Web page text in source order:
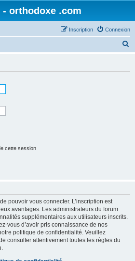
orthodoxe .com
Connexion
Inscription
cette session
pouvoir vous connecter. L’inscription est
avantages. Les administrateurs du forum
supplémentaires aux utilisateurs inscrits.
vous d’avoir pris connaissance de nos
politique de confidentialité. Veuillez
consulter attentivement toutes les règles du